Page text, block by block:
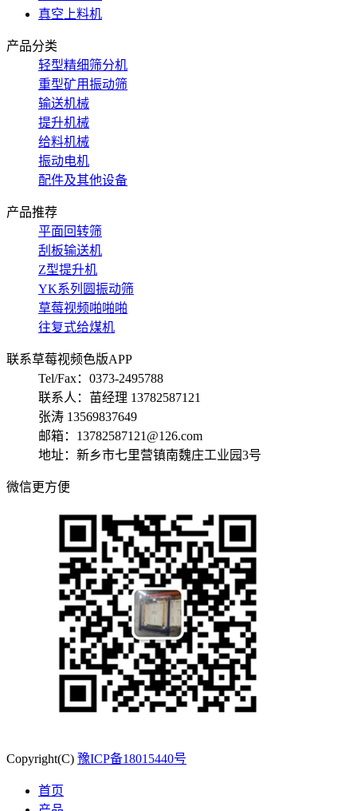
真空上料机
产品分类
轻型精细筛分机
重型矿用振动筛
输送机械
提升机械
给料机械
振动电机
配件及其他设备
产品推荐
平面回转筛
刮板输送机
Z型提升机
YK系列圆振动筛
草莓视频啪啪啪
往复式给煤机
联系草莓视频色版APP
Tel/Fax：0373-2495788
联系人：苗经理 13782587121
张涛 13569837649
邮箱：13782587121@126.com
地址：新乡市七里营镇南魏庄工业园3号
微信更方便
Copyright(C) 豫ICP备18015440号
首页